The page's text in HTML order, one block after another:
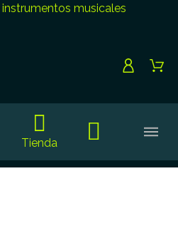
instrumentos musicales
Tienda